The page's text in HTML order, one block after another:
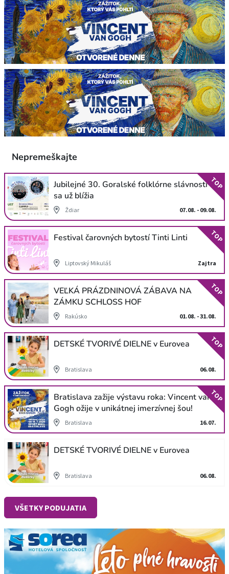
Nepremeškajte
Jubilejné 30. Goralské folklórne slávnosti
sa už blížia
Ždiar 07.08. - 09.08.
TOP
Festival čarovných bytostí Tinti Linti
Liptovský Mikuláš Zajtra
TOP
VEĽKÁ PRÁZDNINOVÁ ZÁBAVA NA
ZÁMKU SCHLOSS HOF
Rakúsko 01.08. - 31.08.
TOP
DETSKÉ TVORIVÉ DIELNE v Eurovea
Bratislava 06.08.
TOP
Bratislava zažije výstavu roka: Vincent van
Gogh ožije v unikátnej imerzívnej šou!
Bratislava 16.07.
TOP
DETSKÉ TVORIVÉ DIELNE v Eurovea
Bratislava 06.08.
VŠETKY PODUJATIA